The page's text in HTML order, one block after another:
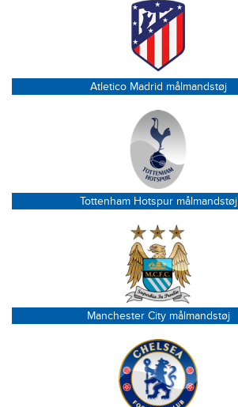
Atletico Madrid målmandstøj
Tottenham Hotspur målmandstøj
Manchester City målmandstøj